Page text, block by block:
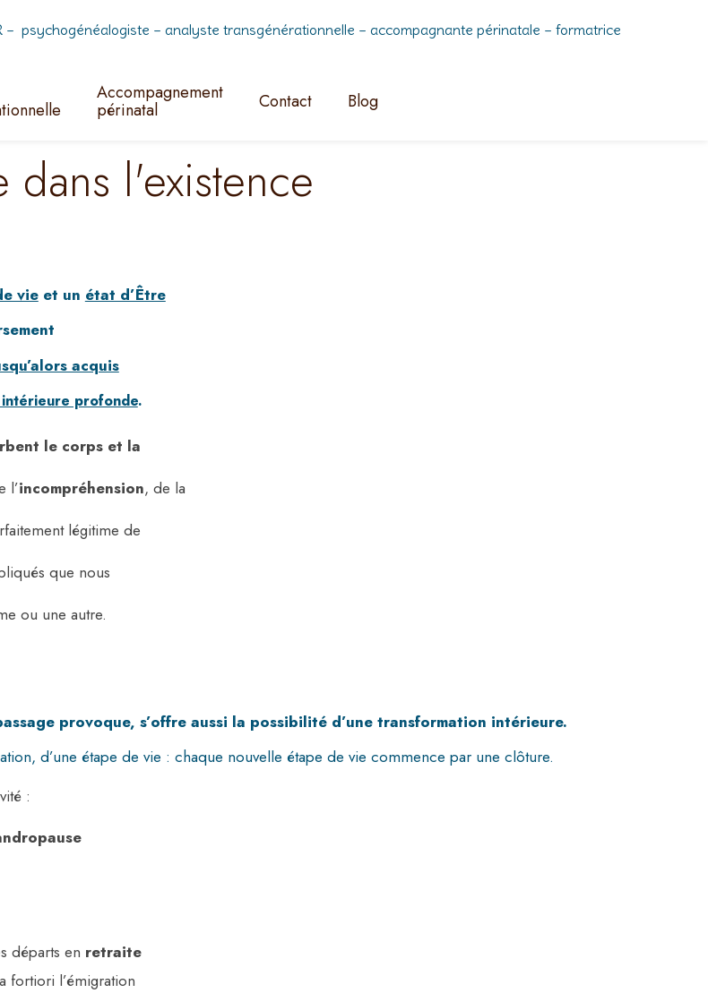
– psychogénéalogiste – analyste transgénérationnelle – accompagnante périnatale – formatrice
Accompagnement
périnatal Contact Blog
dans l'existence
vieet un état d’Être
acquis
profonde.
le corps et la
l’incompréhension, de la
légitime de
que nous
ou une autre.
provoque, s’offre aussi la possibilité d’une transformation intérieure.
d’une étape de vie : chaque nouvelle étape de vie commence par une clôture.
:
départs en retraite
fortiori l’émigration